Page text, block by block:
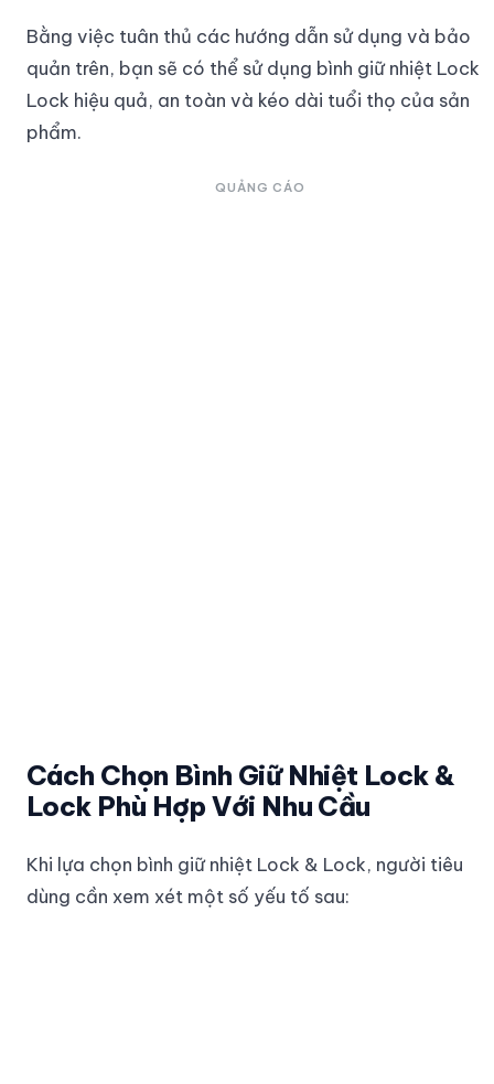
Bằng việc tuân thủ các hướng dẫn sử dụng và bảo
quản trên, bạn sẽ có thể sử dụng bình giữ nhiệt Lock
Lock hiệu quả, an toàn và kéo dài tuổi thọ của sản
phẩm.
QUẢNG CÁO
Cách Chọn Bình Giữ Nhiệt Lock &
Lock Phù Hợp Với Nhu Cầu
Khi lựa chọn bình giữ nhiệt Lock & Lock, người tiêu
dùng cần xem xét một số yếu tố sau: